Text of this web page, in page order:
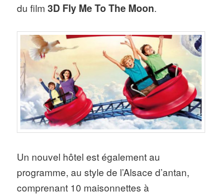
du film3D Fly Me To The Moon.
Un nouvel hôtel est également au
programme, au style de l’Alsace d’antan,
comprenant 10 maisonnettes à